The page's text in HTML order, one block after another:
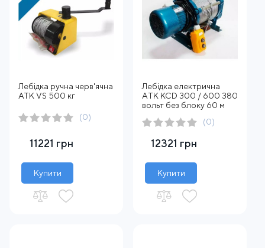
Лебідка ручна черв'ячна
АТК VS 500 кг
(0)
11221 грн
Купити
Лебідка електрична
АTК KCD 300 / 600 380
вольт без блоку 60 м
(0)
12321 грн
Купити